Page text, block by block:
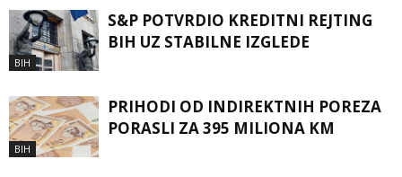
BIH
S&P POTVRDIO KREDITNI REJTING
BIH UZ STABILNE IZGLEDE
BIH
PRIHODI OD INDIREKTNIH POREZA
PORASLI ZA 395 MILIONA KM